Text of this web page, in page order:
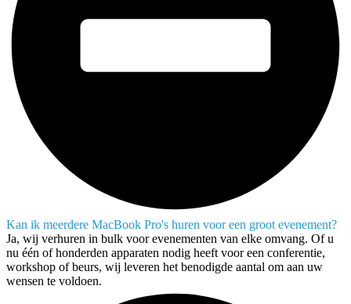
Kan ik meerdere MacBook Pro's huren voor een groot evenement?
Ja, wij verhuren in bulk voor evenementen van elke omvang. Of u
nu één of honderden apparaten nodig heeft voor een conferentie,
workshop of beurs, wij leveren het benodigde aantal om aan uw
wensen te voldoen.